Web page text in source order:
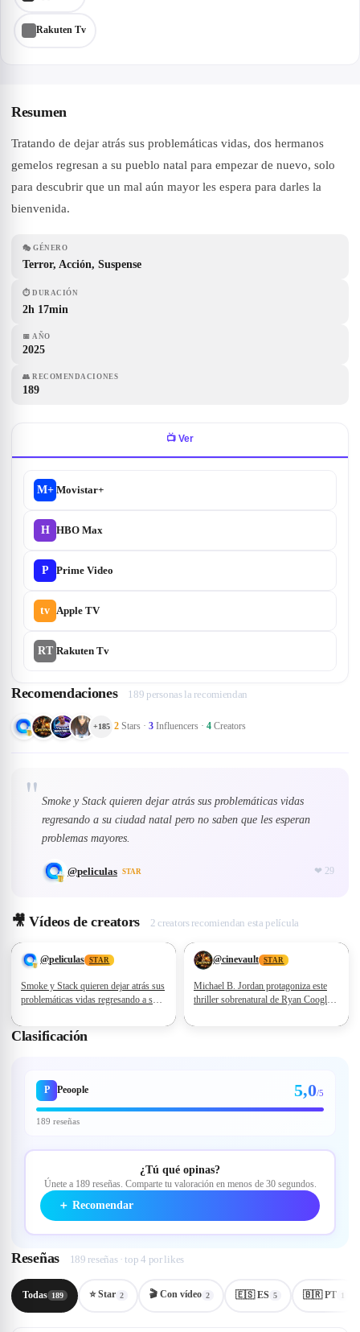
Rakuten Tv
Resumen
Tratando de dejar atrás sus problemáticas vidas, dos hermanos
gemelos regresan a su pueblo natal para empezar de nuevo, solo
para descubrir que un mal aún mayor les espera para darles la
bienvenida.
🎭 GÉNERO
Terror, Acción, Suspense
⏱ DURACIÓN
2h 17min
📅 AÑO
2025
👥 RECOMENDACIONES
189
📺 Ver
M+ Movistar+
H HBO Max
P Prime Video
tv Apple TV
RT Rakuten Tv
Recomendaciones 189 personas la recomiendan
+185 2 Stars · 3 Influencers · 4 Creators
" Smoke y Stack quieren dejar atrás sus problemáticas vidas
regresando a su ciudad natal pero no saben que les esperan
problemas mayores.
@peliculas STAR ❤ 29
🎥Vídeos de creators 2 creators recomiendan esta película
❤29
@peliculas STAR
Smoke y Stack quieren dejar atrás sus
problemáticas vidas regresando a su
esperan problemas mayores.
❤7
@cinevault STAR
Michael B. Jordan protagoniza este
thriller sobrenatural de Ryan Coogler
años 30. Vampiros, blues y una
Clasificación
P Peoople 5,0/5
189 reseñas
¿Tú qué opinas?
Únete a 189 reseñas. Comparte tu valoración en menos de 30 segundos.
＋ Recomendar
Reseñas 189 reseñas · top 4 por likes
Todas 189 ⭐ Star 2 🎬 Con vídeo 2 🇪🇸 ES 5 🇧🇷 PT 1